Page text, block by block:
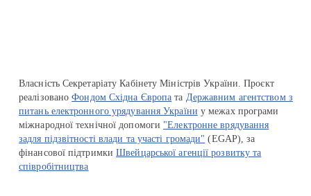
Власність Секретаріату Кабінету Міністрів України. Проєкт
реалізованоФондом Східна Європа та Державним агентством з
питань електронного урядування України у межах програми
міжнародної технічної допомоги "Електронне врядування
задля підзвітності влади та участі громади" (EGAP), за
фінансової підтримкиШвейцарської агенції розвитку та
співробітництва